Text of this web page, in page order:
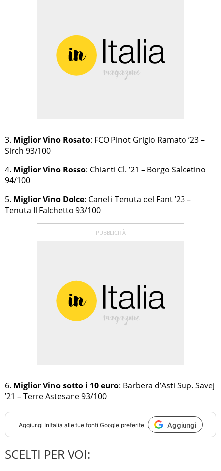
3. Miglior Vino Rosato: FCO Pinot Grigio Ramato ’23 –
Sirch 93/100
4. Miglior Vino Rosso: Chianti Cl. ’21 – Borgo Salcetino
94/100
5. Miglior Vino Dolce: Canelli Tenuta del Fant ’23 –
Tenuta Il Falchetto 93/100
6. Miglior Vino sotto i 10 euro: Barbera d’Asti Sup. Savej
’21 – Terre Astesane 93/100
Aggiungi InItalia alle tue fonti Google preferite Aggiungi
SCELTI PER VOI: